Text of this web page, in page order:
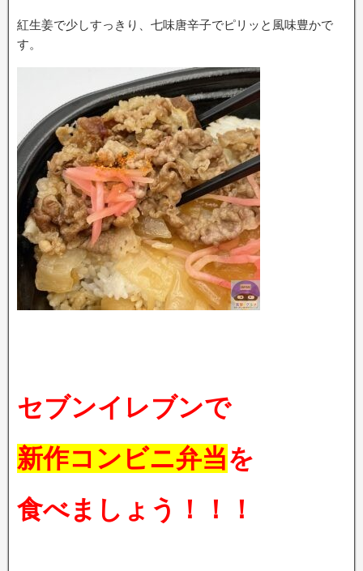
紅生姜で少しすっきり、七味唐辛子でピリッと風味豊かで
す。
セブンイレブンで
新作コンビニ弁当を
食べましょう！！！